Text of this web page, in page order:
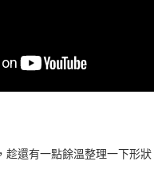
趁還有一點餘溫整理一下形